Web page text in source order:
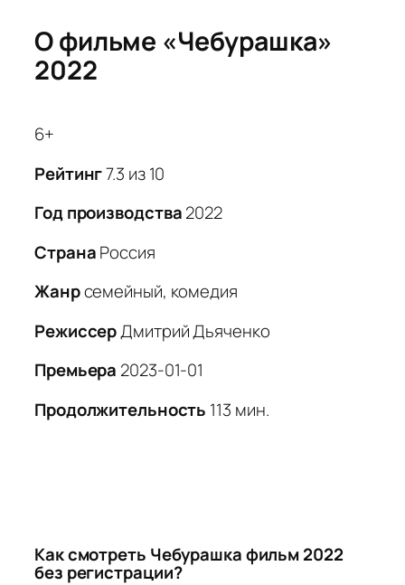
О фильме «Чебурашка»
2022
6+
Рейтинг7.3 из 10
Год производства2022
СтранаРоссия
Жанрсемейный, комедия
РежиссерДмитрий Дьяченко
Премьера 2023-01-01
Продолжительность 113 мин.
Как смотреть Чебурашка фильм 2022
без регистрации?